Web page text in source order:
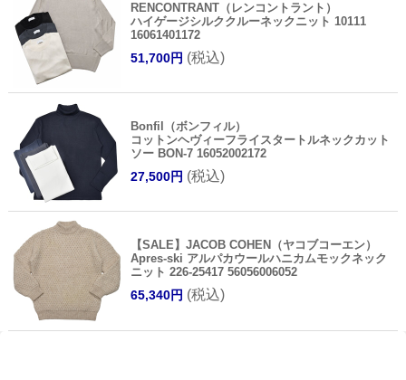
RENCONTRANT（レンコントラント）
ハイゲージシルククルーネックニット 10111
16061401172
51,700円 (税込)
Bonfil（ボンフィル）
コットンヘヴィーフライスタートルネックカット
ソー BON-7 16052002172
27,500円 (税込)
【SALE】JACOB COHEN（ヤコブコーエン）
Apres-ski アルパカウールハニカムモックネック
ニット 226-25417 56056006052
65,340円 (税込)